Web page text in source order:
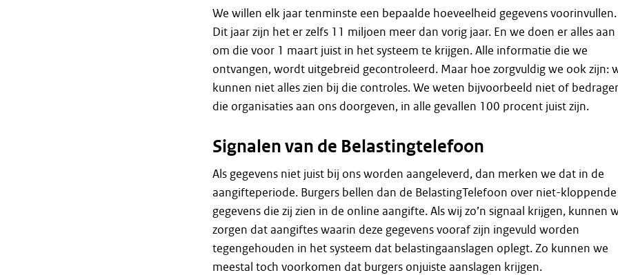
We willen elk jaar tenminste een bepaalde hoeveelheid gegevens voorinvullen.
Dit jaar zijn het er zelfs 11 miljoen meer dan vorig jaar. En we doen er alles aan
om die voor 1 maart juist in het systeem te krijgen. Alle informatie die we
ontvangen, wordt uitgebreid gecontroleerd. Maar hoe zorgvuldig we ook zijn:
kunnen niet alles zien bij die controles. We weten bijvoorbeeld niet of
die organisaties aan ons doorgeven, in alle gevallen 100 procent juist zijn.
Signalen van de Belastingtelefoon
Als gegevens niet juist bij ons worden aangeleverd, dan merken we dat in de
aangifteperiode. Burgers bellen dan de BelastingTelefoon over niet-kloppende
gegevens die zij zien in de online aangifte. Als wij zo’n signaal krijgen, kunnen
zorgen dat aangiftes waarin deze gegevens vooraf zijn ingevuld worden
tegengehouden in het systeem dat belastingaanslagen oplegt. Zo kunnen we
meestal toch voorkomen dat burgers onjuiste aanslagen krijgen.